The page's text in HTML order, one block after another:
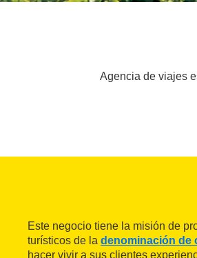
Agencia de viajes
Este negocio tiene la misión de
turísticos de la denominación de
hacer vivir a sus clientes